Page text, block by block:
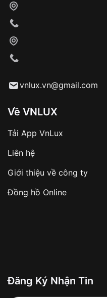
Từ khóa SEO:
sản phẩm đặc biệt
hàng
Số tiền còn lại
✔️ Đảm bảo xử lý
✔️ Hạn chế tình
Từ khóa SEO:
vnlux.vn@gmail.com
Về VNLUX
Tải App VnLux
Liên hệ
Giới thiệu về công ty
Đồng hồ Online
Đăng Ký Nhận Tin